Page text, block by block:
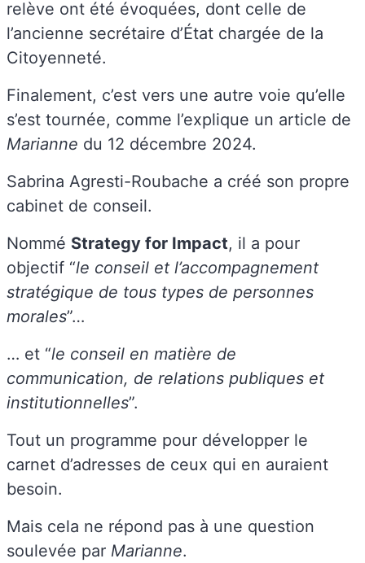
relève ont été évoquées, dont celle de
l’ancienne secrétaire d’État chargée de la
Citoyenneté.
Finalement, c’est vers une autre voie qu’elle
s’est tournée, comme l’explique un article de
Marianne du 12 décembre 2024.
Sabrina Agresti-Roubache a créé son propre
cabinet de conseil.
Nommé Strategy for Impact, il a pour
objectif “le conseil et l’accompagnement
stratégique de tous types de personnes
morales”…
… et “le conseil en matière de
communication, de relations publiques et
institutionnelles”.
Tout un programme pour développer le
carnet d’adresses de ceux qui en auraient
besoin.
Mais cela ne répond pas à une question
soulevée par Marianne.